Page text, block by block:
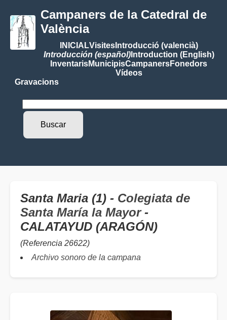
Campaners de la Catedral de
València
INICIALVisitesIntroducció (valencià)
Introducción (español)Introduction (English)
InventarisMunicipisCampanersFonedors
Vídeos
Gravacions
Santa Maria (1) - Colegiata de
Santa María la Mayor-
CALATAYUD (ARAGÓN)
(Referencia 26622)
Archivo sonoro de la campana